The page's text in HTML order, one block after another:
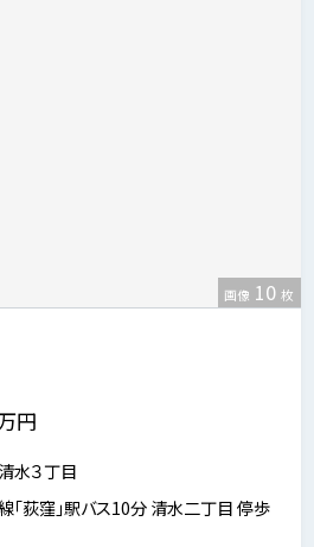
画像 10 枚
円
水３丁目
「荻窪」駅バス10分 清水二丁目 停歩